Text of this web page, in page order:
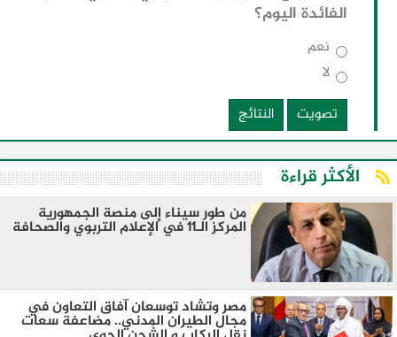
الفائدة اليوم؟
نعم
لا
تصويت
النتائج
الأكثر قراءة
من طور سيناء إلى منصة الجمهورية
المركز الـ11 في الإعلام التربوي والصحافة
مصر وتشاد توسعان آفاق التعاون في
مجال الطيران المدني.. مضاعفة سعات